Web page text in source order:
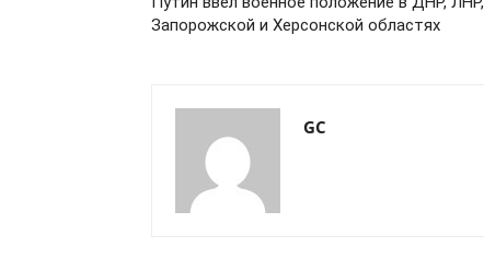
Запорожской и Херсонской областях
GC